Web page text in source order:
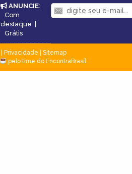
ANUNCIE:
Com
destaque |
Grátis
Privacidade
Sitemap
pelo time do EncontraBrasil